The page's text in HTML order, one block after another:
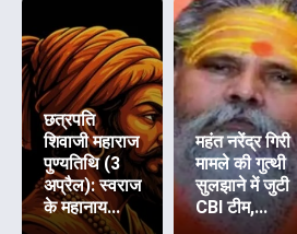
छत्रपति
शिवाजी महाराज
पुण्यतिथि (3
अप्रैल): स्वराज
के महानाय...
महंत नरेंद्र गिरी
मामले की गुत्थी
सुलझाने में जुटी
CBI टीम,...